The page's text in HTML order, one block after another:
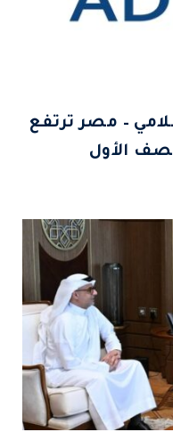
– مصر ترتفع